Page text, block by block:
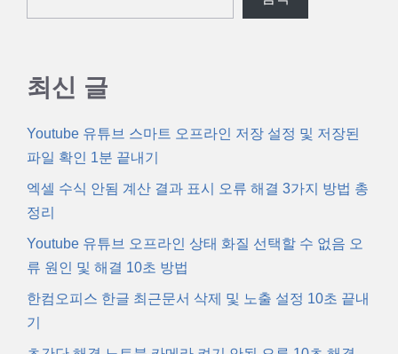
최신 글
Youtube 유튜브 스마트 오프라인 저장 설정 및 저장된
파일 확인 1분 끝내기
엑셀 수식 안됨 계산 결과 표시 오류 해결 3가지 방법 총
정리
Youtube 유튜브 오프라인 상태 화질 선택할 수 없음 오
류 원인 및 해결 10초 방법
한컴오피스 한글 최근문서 삭제 및 노출 설정 10초 끝내
기